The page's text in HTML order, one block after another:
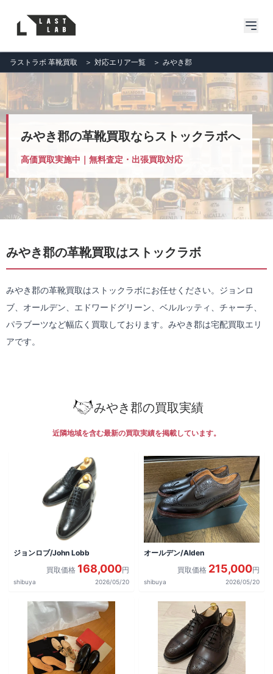
ラストラボ 革靴買取 ＞ 対応エリア一覧 ＞ みやき郡
みやき郡の革靴買取ならストックラボへ
高価買取実施中｜無料査定・出張買取対応
みやき郡の革靴買取はストックラボ
みやき郡の革靴買取はストックラボにお任せください。ジョンロ
ブ、オールデン、エドワードグリーン、ベルルッティ、チャーチ、
パラブーツなど幅広く買取しております。みやき郡は宅配買取エリ
アです。
みやき郡の買取実績
近隣地域を含む最新の買取実績を掲載しています。
ジョンロブ/John Lobb
買取価格 168,000円
shibuya 2026/05/20
オールデン/Alden
買取価格 215,000円
shibuya 2026/05/20